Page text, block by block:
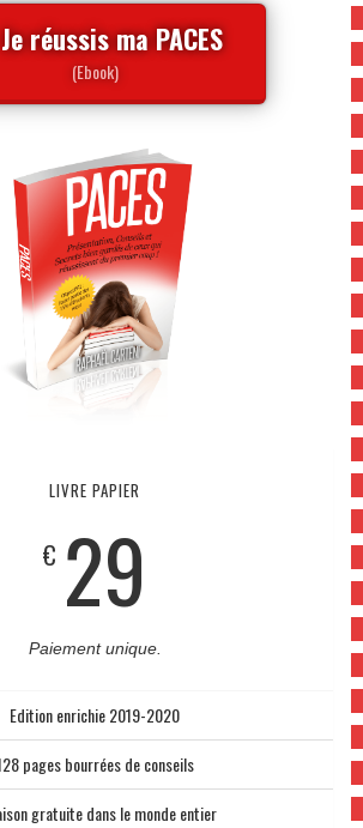
Je réussis ma PACES
(Ebook)
LIVRE PAPIER
€ 29
Paiement unique.
Edition enrichie 2019-2020
pages bourrées de conseils
gratuite dans le monde entier